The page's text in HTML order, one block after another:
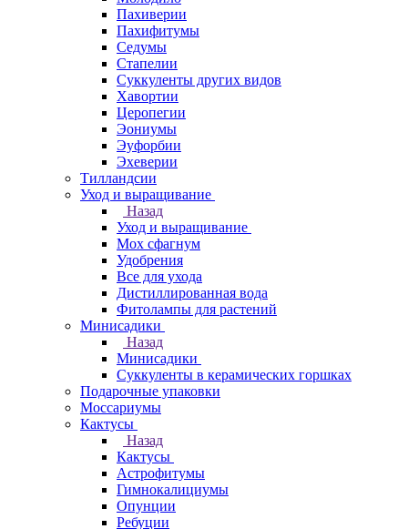
Пахиверии
Пахифитумы
Седумы
Стапелии
Суккуленты других видов
Хавортии
Церопегии
Эониумы
Эуфорбии
Эхеверии
Тилландсии
Уход и выращивание
Назад
Уход и выращивание
Мох сфагнум
Удобрения
Все для ухода
Дистиллированная вода
Фитолампы для растений
Минисадики
Назад
Минисадики
Суккуленты в керамических горшках
Подарочные упаковки
Моссариумы
Кактусы
Назад
Кактусы
Астрофитумы
Гимнокалициумы
Опунции
Ребуции